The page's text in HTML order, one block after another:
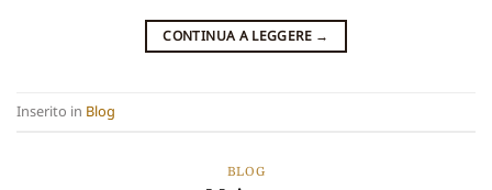
CONTINUA A LEGGERE →
Inserito in Blog
BLOG